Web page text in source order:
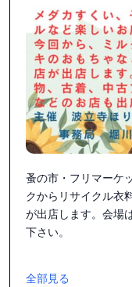
蚤の市・フリマーケ
クからリサイクル衣
が出店します。会場
下さい。
全部見る